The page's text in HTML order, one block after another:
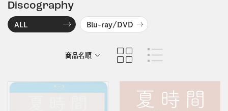
Discography
ALL Blu-ray/DVD
商品名順